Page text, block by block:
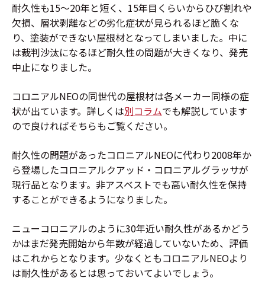
耐久性も15〜20年と短く、15年目くらいからひび割れや
欠損、層状剥離などの劣化症状が見られるほど脆くな
り、塗装ができない屋根材となってしまいました。中に
は裁判沙汰になるほど耐久性の問題が大きくなり、発売
中止になりました。
コロニアルNEOの同世代の屋根材は各メーカー同様の症
状が出ています。詳しくは別コラムでも解説しています
ので良ければそちらもご覧ください。
耐久性の問題があったコロニアルNEOに代わり2008年か
ら登場したコロニアルクアッド・コロニアルグラッサが
現行品となります。非アスベストでも高い耐久性を保持
することができるようになりました。
ニューコロニアルのように30年近い耐久性があるかどう
かはまだ発売開始から年数が経過していないため、評価
はこれからとなります。少なくともコロニアルNEOより
は耐久性があるとは思っておいてよいでしょう。